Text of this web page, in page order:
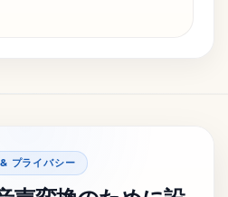
プライバシー